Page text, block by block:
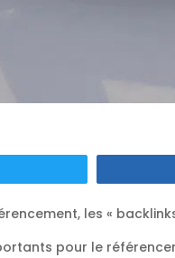
les «
pour le